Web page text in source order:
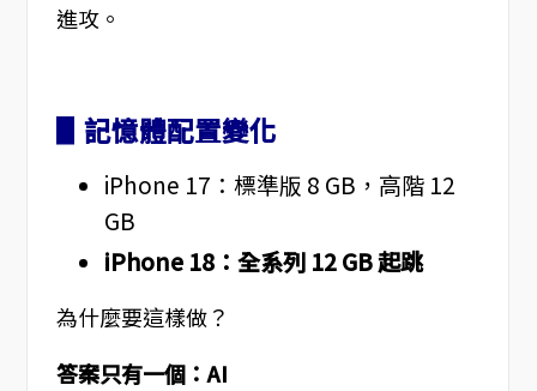
進攻。
▋記憶體配置變化
iPhone 17：標準版 8 GB，高階 12
GB
iPhone 18：全系列 12 GB 起跳
為什麼要這樣做？
答案只有一個：AI